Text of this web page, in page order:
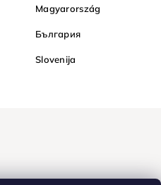
Magyarország
България
Slovenija